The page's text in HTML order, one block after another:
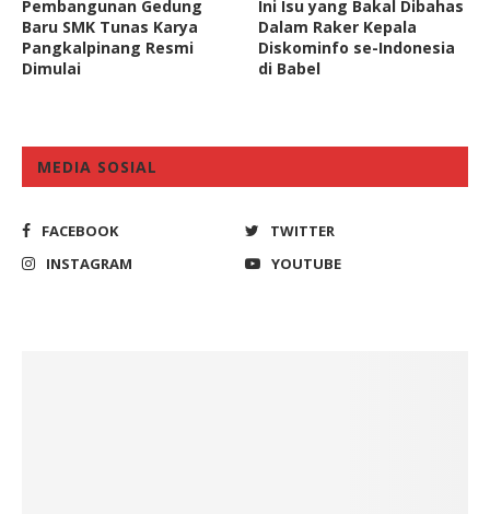
Pembangunan Gedung
Baru SMK Tunas Karya
Pangkalpinang Resmi
Dimulai
Ini Isu yang Bakal Dibahas
Dalam Raker Kepala
Diskominfo se-Indonesia
di Babel
MEDIA SOSIAL
FACEBOOK
TWITTER
INSTAGRAM
YOUTUBE